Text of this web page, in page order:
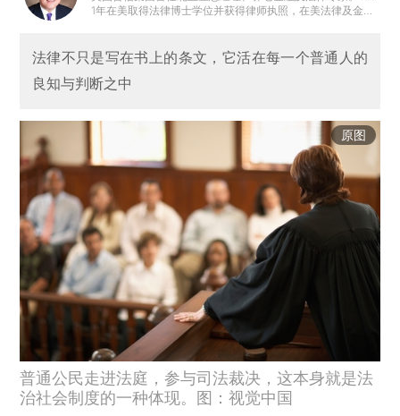
1年在美取得法律博士学位并获得律师执照，在美法律及金融
国际律师事务所等国际知名企业担任高管和资深律师职位。
法律不只是写在书上的条文，它活在每一个普通人的
良知与判断之中
原图
普通公民走进法庭，参与司法裁决，这本身就是法
治社会制度的一种体现。图：视觉中国